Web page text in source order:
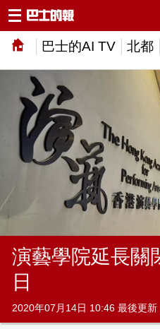
巴士的AI TV 北都
演藝學院延長關
日
2020年07月14日 10:46 最後更新